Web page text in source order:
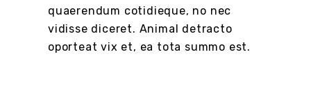
quaerendum cotidieque, no nec
vidisse diceret. Animal detracto
oporteat vix et, ea tota summo est.